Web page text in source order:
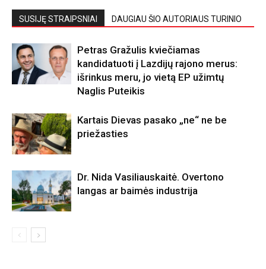
SUSIJĘ STRAIPSNIAI DAUGIAU ŠIO AUTORIAUS TURINIO
Petras Gražulis kviečiamas
kandidatuoti į Lazdijų rajono merus:
išrinkus meru, jo vietą EP užimtų
Naglis Puteikis
Kartais Dievas pasako „ne“ ne be
priežasties
Dr. Nida Vasiliauskaitė. Overtono
langas ar baimės industrija